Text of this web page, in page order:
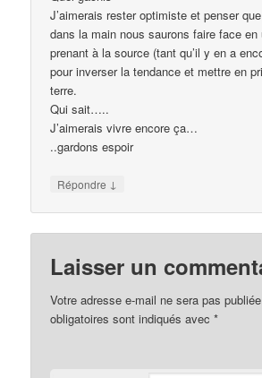
J’aimerais rester optimiste et penser
dans la main nous saurons faire face en
prenant à la source (tant qu’il y en a
pour inverser la tendance et mettre en
terre.
Qui sait…..
J’aimerais vivre encore ça…
..gardons espoir
Répondre ↓
Laisser un
Votre adresse e-mail ne sera pas
obligatoires sont indiqués avec*